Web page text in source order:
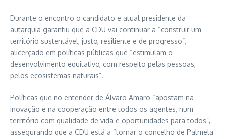
Durante o encontro o candidato e atual presidente da
autarquia garantiu que a CDU vai continuar a “construir um
território sustentável, justo, resiliente e de progresso”,
alicerçado em políticas públicas que “estimulam o
desenvolvimento equitativo, com respeito pelas pessoas,
pelos ecosistemas naturais”.
Políticas que no entender de Álvaro Amaro “apostam na
inovação e na cooperação entre todos os agentes, num
território com qualidade de vida e oportunidades para todos”,
assegurando que a CDU está a “tornar o concelho de Palmela